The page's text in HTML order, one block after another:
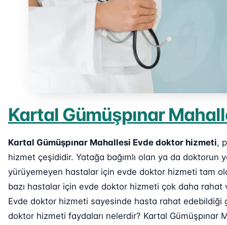
Kartal Gümüşpınar
Kartal Gümüşpınar Mahallesi Evde doktor hizmeti,
hizmet çeşididir. Yatağa bağımlı olan ya da doktorun
yürüyemeyen hastalar için evde doktor hizmeti tam
bazı hastalar için evde doktor hizmeti çok daha
Evde doktor hizmeti sayesinde hasta rahat edebildiği
doktor hizmeti faydaları nelerdir? Kartal Gümüşpınar